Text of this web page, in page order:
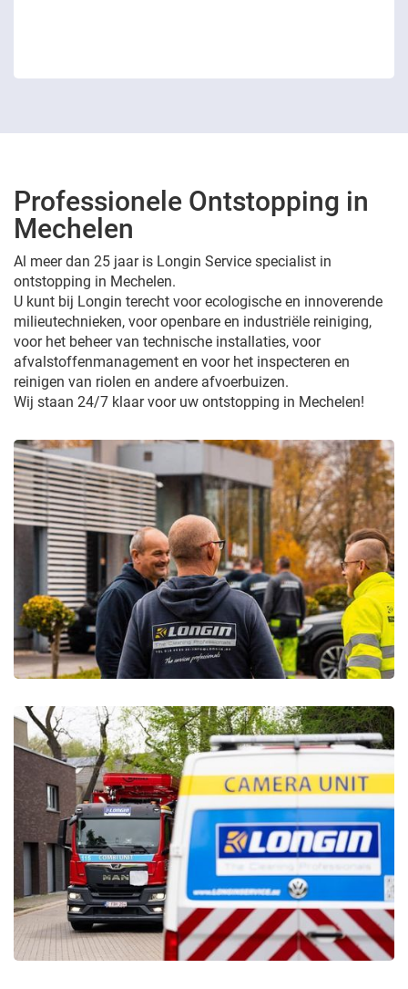
Professionele Ontstopping in
Mechelen
Al meer dan 25 jaar is Longin Service specialist in
ontstopping in Mechelen.
U kunt bij Longin terecht voor ecologische en innoverende
milieutechnieken, voor openbare en industriële reiniging,
voor het beheer van technische installaties, voor
afvalstoffenmanagement en voor het inspecteren en
reinigen van riolen en andere afvoerbuizen.
Wij staan 24/7 klaar voor uw ontstopping in Mechelen!